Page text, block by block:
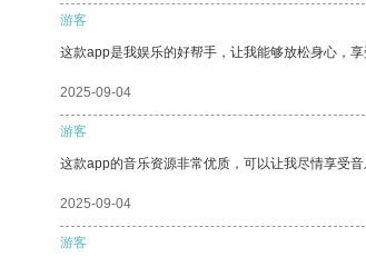
游客
这款app是我娱乐的好帮手，让我能够放松身心，享
2025-09-04
游客
这款app的音乐资源非常优质，可以让我尽情享受音
2025-09-04
游客